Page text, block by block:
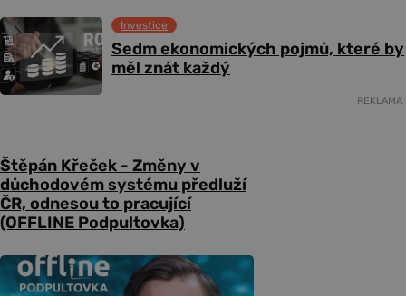
Sedm ekonomických pojmů, které by
měl znát každý
Investice
REKLAMA
Štěpán Křeček - Změny v
důchodovém systému předluží
ČR, odnesou to pracující
(OFFLINE Podpultovka)